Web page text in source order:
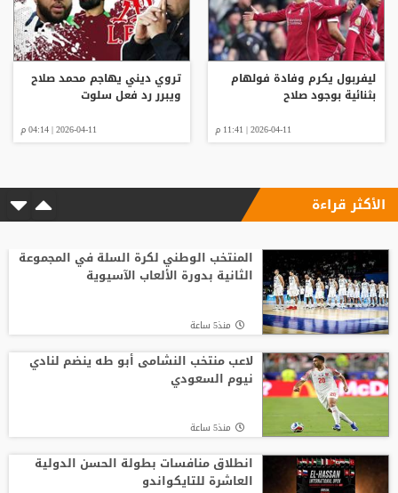
ليفربول يكرم وفادة فولهام
بثنائية بوجود صلاح
2026-04-11 | 11:41 م
تروي ديني يهاجم محمد صلاح
ويبرر رد فعل سلوت
2026-04-11 | 04:14 م
الأكثر قراءة
المنتخب الوطني لكرة السلة في المجموعة
الثانية بدورة الألعاب الآسيوية
منذ5 ساعة
لاعب منتخب النشامى أبو طه ينضم لنادي
نيوم السعودي
منذ5 ساعة
انطلاق منافسات بطولة الحسن الدولية
العاشرة للتايكواندو